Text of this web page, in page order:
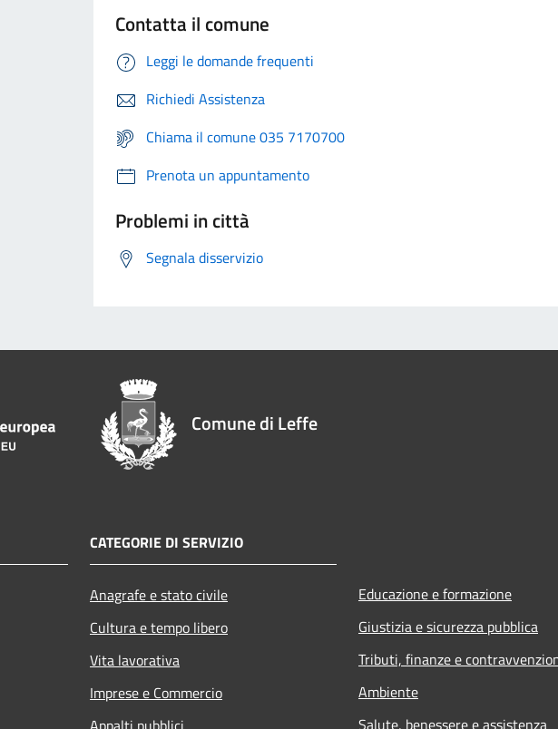
Contatta il comune
Leggi le domande frequenti
Richiedi Assistenza
Chiama il comune 035 7170700
Prenota un appuntamento
Problemi in città
Segnala disservizio
Comune di Leffe
CATEGORIE DI SERVIZIO
Anagrafe e stato civile
Cultura e tempo libero
Vita lavorativa
Imprese e Commercio
Educazione e formazione
Giustizia e sicurezza pubblica
Tributi, finanze e
Ambiente
Salute, benessere e assistenza